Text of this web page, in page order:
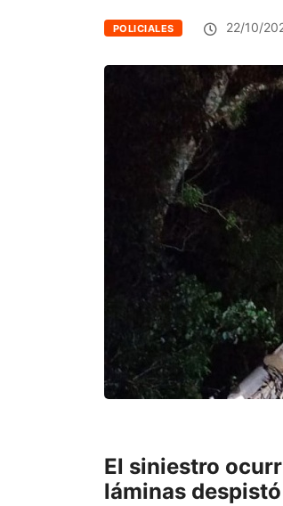
POLICIALES 22/10/
El siniestro
láminas